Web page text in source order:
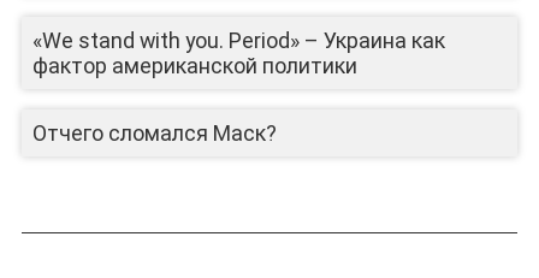
«We stand with you. Period» – Украина как
фактор американской политики
Отчего сломался Маск?